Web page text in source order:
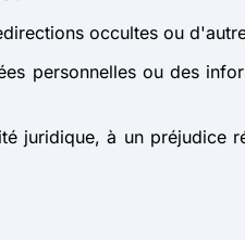
occultes ou
personnelles ou des
juridique, à un préjudice